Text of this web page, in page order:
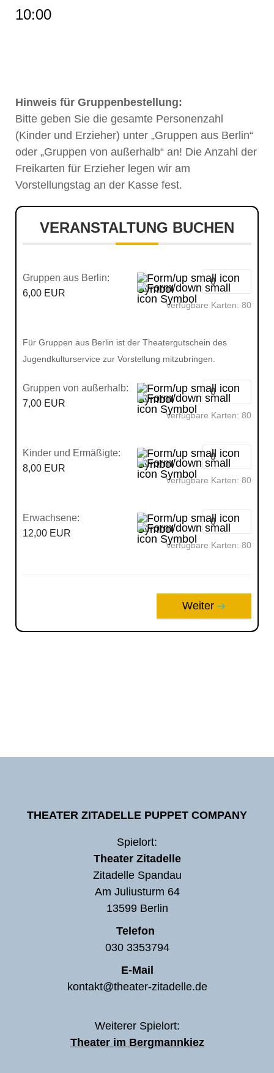
10:00
Hinweis für Gruppenbestellung:
Bitte geben Sie die gesamte Personenzahl
(Kinder und Erzieher) unter „Gruppen aus Berlin“
oder „Gruppen von außerhalb“ an! Die Anzahl der
Freikarten für Erzieher legen wir am
Vorstellungstag an der Kasse fest.
VERANSTALTUNG BUCHEN
Gruppen aus Berlin:
6,00 EUR
Verfügbare Karten: 80
Für Gruppen aus Berlin ist der Theatergutschein des
Jugendkulturservice zur Vorstellung mitzubringen.
Gruppen von außerhalb:
7,00 EUR
Verfügbare Karten: 80
Kinder und Ermäßigte:
8,00 EUR
Verfügbare Karten: 80
Erwachsene:
12,00 EUR
Verfügbare Karten: 80
Weiter
THEATER ZITADELLE PUPPET COMPANY
Spielort:
Theater Zitadelle
Zitadelle Spandau
Am Juliusturm 64
13599 Berlin
Telefon
030 3353794
E-Mail
kontakt@theater-zitadelle.de
Weiterer Spielort:
Theater im Bergmannkiez